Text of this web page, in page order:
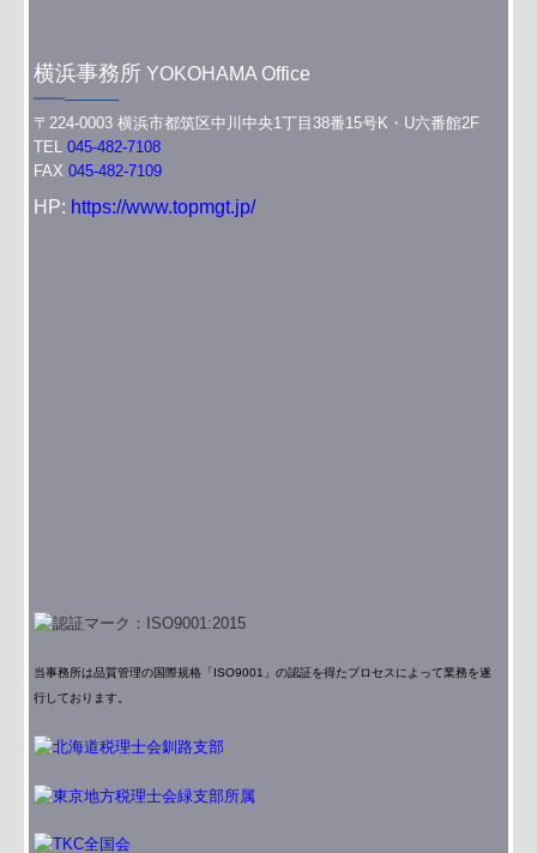
横浜事務所 YOKOHAMA Office
━━─────
〒224-0003 横浜市都筑区中川中央1丁目38番15号K・U六番館2F
TEL045-482-7108
FAX045-482-7109
HP: https://www.topmgt.jp/
当事務所は品質管理の国際規格「ISO9001」の認証を得たプロセスによって業務を遂
行しております。